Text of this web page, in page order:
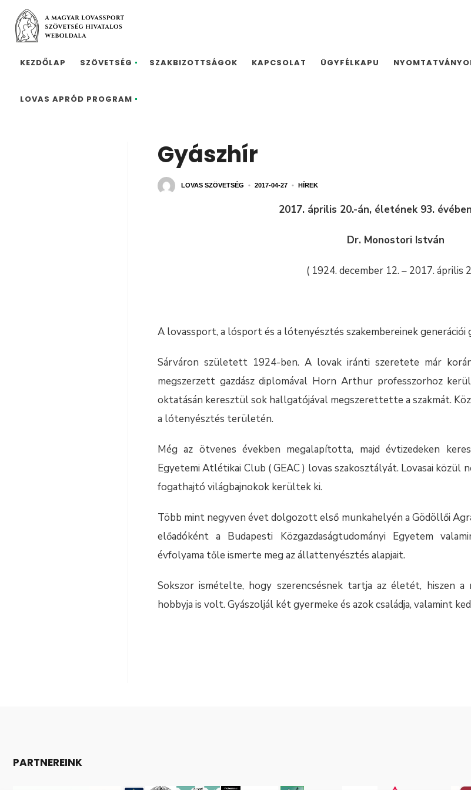
KEZDŐLAP SZÖVETSÉG SZAKBIZOTTSÁGOK KAPCSOLAT ÜGYFÉLKAPU
LOVAS APRÓD PROGRAM
Gyászhír
LOVAS SZÖVETSÉG • 2017-04-27 • HÍREK
2017. április 20.-án, életének 93.
Dr. Monostori István
( 1924. december 12. – 2017. április
A lovassport, a lósport és a lótenyésztés szakembereinek
Sárváron született 1924-ben. A lovak iránti szeretete már
megszerzett gazdász diplomával Horn Arthur professzorhoz
oktatásán keresztül sok hallgatójával megszerettette a szakmát.
a lótenyésztés területén.
Még az ötvenes években megalapította, majd évtizedeken
Egyetemi Atlétikai Club ( GEAC ) lovas szakosztályát. Lovasai közül
fogathajtó világbajnokok kerültek ki.
Több mint negyven évet dolgozott első munkahelyén a Gödöllői
előadóként a Budapesti Közgazdaságtudományi Egyetem
évfolyama tőle ismerte meg az állattenyésztés alapjait.
Sokszor ismételte, hogy szerencsésnek tartja az életét, hiszen a
hobbyja is volt. Gyászoljál két gyermeke és azok családja, valamint
PARTNEREINK